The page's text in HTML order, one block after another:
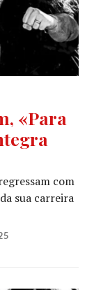
«Para
com
sua carreira
Novo álbum,